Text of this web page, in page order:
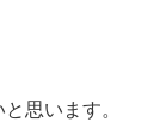
思います。